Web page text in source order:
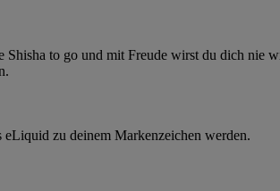
to go und mit Freude wirst du dich nie
eLiquid zu deinem Markenzeichen werden.